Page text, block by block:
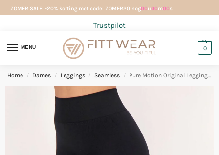
ZOMER SALE: -20% korting met code: ZOMER20 nog00u00m00s
Trustpilot
MENU 0
Home / Dames / Leggings / Seamless / Pure Motion Original Legging Black